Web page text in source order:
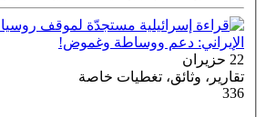
22 حزيران
تقارير، وثائق، تغطيات خاصة
336